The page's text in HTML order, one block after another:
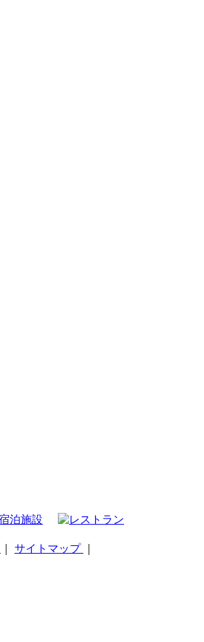
サイトマップ